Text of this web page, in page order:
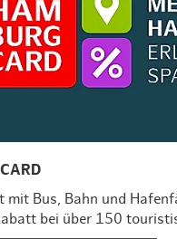
mit Bus, Bahn und
bei über 150